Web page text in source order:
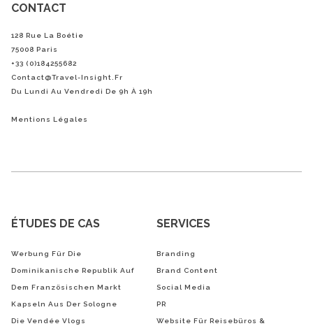
CONTACT
128 Rue La Boétie
75008 Paris
+33 (0)184255682
Contact@Travel-Insight.fr
Du Lundi Au Vendredi De 9h À 19h
Mentions Légales
ÉTUDES DE CAS
Werbung Für Die
Dominikanische Republik Auf
Dem Französischen Markt
Kapseln Aus Der Sologne
Die Vendée Vlogs
SERVICES
Branding
Brand Content
Social Media
PR
Website Für Reisebüros &